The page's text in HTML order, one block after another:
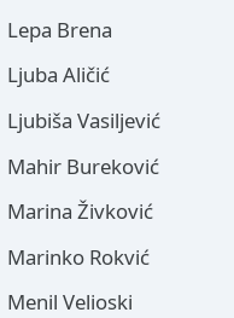
Lepa Brena
Ljuba Aličić
Ljubiša Vasiljević
Mahir Bureković
Marina Živković
Marinko Rokvić
Menil Velioski